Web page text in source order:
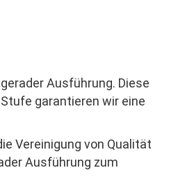
Ausführung. Diese
garantieren wir eine
Vereinigung von Qualität
Ausführung zum